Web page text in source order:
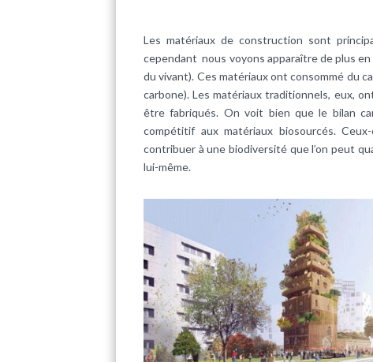
Les matériaux de construction sont
cependant nous voyons apparaître de plus
du vivant). Ces matériaux ont consommé du
carbone). Les matériaux traditionnels, eux,
être fabriqués. On voit bien que le bilan
compétitif aux matériaux biosourcés.
contribuer à une biodiversité que l’on peut
lui-même.